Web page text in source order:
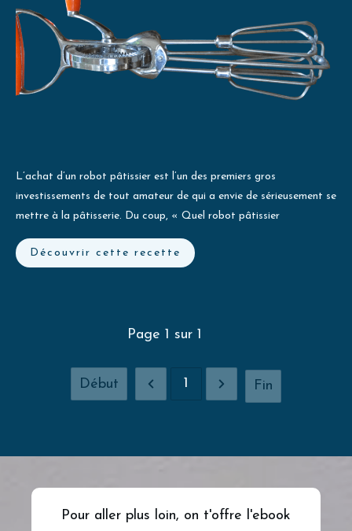
L’achat d’un robot pâtissier est l’un des premiers gros
investissements de tout amateur de qui a envie de sérieusement se
mettre à la pâtisserie. Du coup, « Quel robot pâtissier
Découvrir cette recette
Page 1 sur 1
Début 1 Fin
Pour aller plus loin, on t'offre l'ebook